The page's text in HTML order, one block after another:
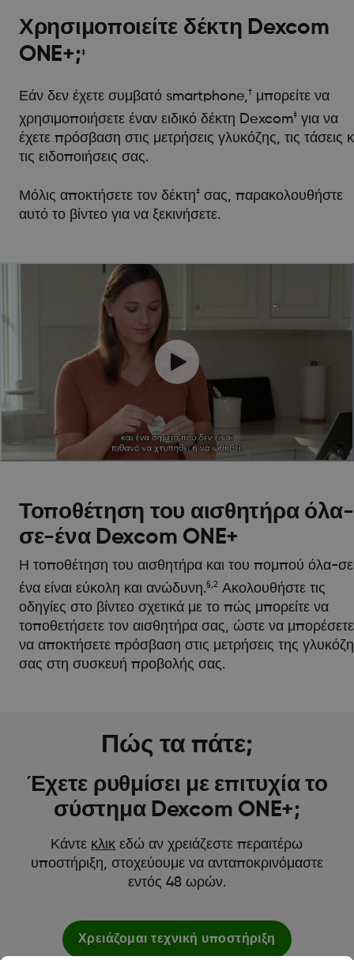
Χρησιμοποιείτε δέκτη Dexcom
ONE+;‡
Εάν δεν έχετε συμβατό smartphone,† μπορείτε να
χρησιμοποιήσετε έναν ειδικό δέκτη Dexcom‡ για να
έχετε πρόσβαση στις μετρήσεις γλυκόζης, τις τάσεις
τις ειδοποιήσεις σας.
Μόλις αποκτήσετε τον δέκτη‡ σας, παρακολουθήστε
αυτό το βίντεο για να ξεκινήσετε.
Τοποθέτηση του αισθητήρα όλα-
σε-ένα Dexcom ONE+
Η τοποθέτηση του αισθητήρα και του πομπού όλα-
ένα είναι εύκολη και ανώδυνη.§,2 Ακολουθήστε τις
οδηγίες στο βίντεο σχετικά με το πώς μπορείτε να
τοποθετήσετε τον αισθητήρα σας, ώστε να μπορέσετε
να αποκτήσετε πρόσβαση στις μετρήσεις της
σας στη συσκευή προβολής σας.
Πώς τα πάτε;
Έχετε ρυθμίσει με επιτυχία το
σύστημα Dexcom ONE+;
Κάντε κλικ εδώ αν χρειάζεστε περαιτέρω
υποστήριξη, στοχεύουμε να ανταποκρινόμαστε
εντός 48 ωρών.
Χρειάζομαι τεχνική υποστήριξη